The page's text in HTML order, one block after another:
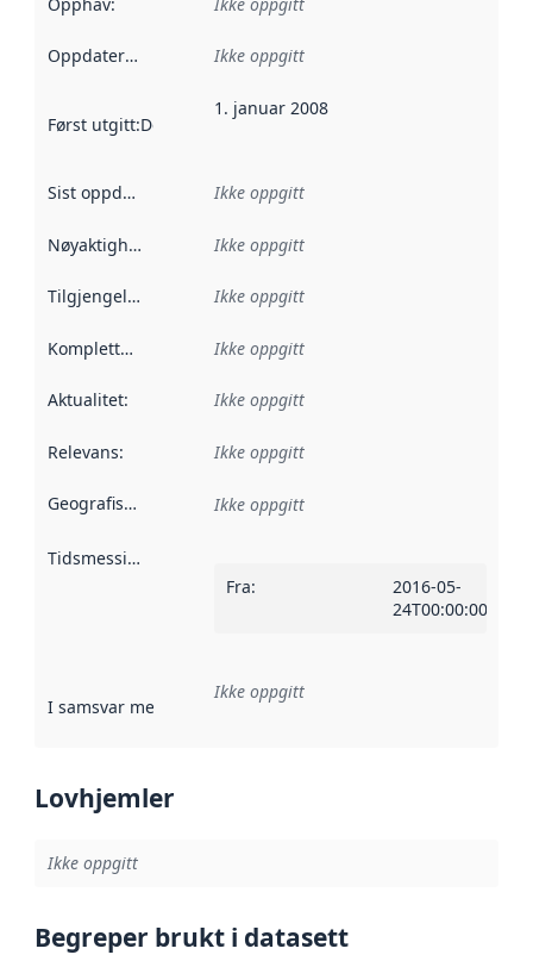
Oppdateringsfrekvens :
Ikke oppgitt
Først utgitt:Denne datoen sier når dataene i dette
1. januar 2008
Sist oppdatert Ikke oppgitt
Nøyaktighet Ikke oppgitt
Tilgjengelighet Ikke oppgitt
Kompletthet Ikke oppgitt
Aktualitet: Ikke oppgitt
Relevans: Ikke oppgitt
Geografisk avgrensning :
Ikke oppgitt
Tidsmessig avgrensning
Fra:
2016-05-
24T00:00:00Z
I samsvar med Referanse til en implementasjonsregel
Ikke oppgitt
Lovhjemler
Ikke oppgitt
Begreper brukt i datasett